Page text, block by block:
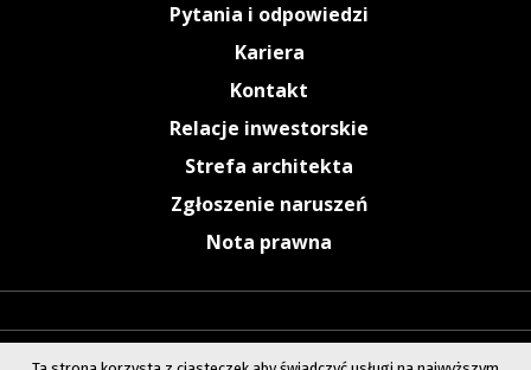
Pytania i odpowiedzi
Kariera
Kontakt
Relacje inwestorskie
Strefa architekta
Zgłoszenie naruszeń
Nota prawna